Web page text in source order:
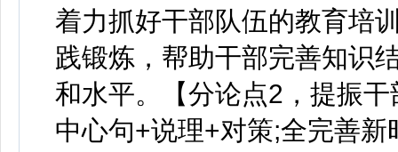
着力抓好干部队伍的教育培
践锻炼，帮助干部完善知识
和水平。【分论点2，提振干
中心句+说理+对策;全完善